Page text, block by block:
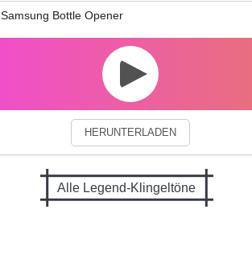
Samsung Bottle Opener
HERUNTERLADEN
Alle Legend-Klingeltöne